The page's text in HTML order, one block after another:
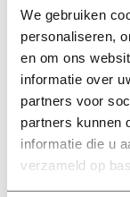
We gebruiken
personaliseren,
en om ons
informatie over
partners voor
partners kunnen
informatie die u
verzameld op
Waarom